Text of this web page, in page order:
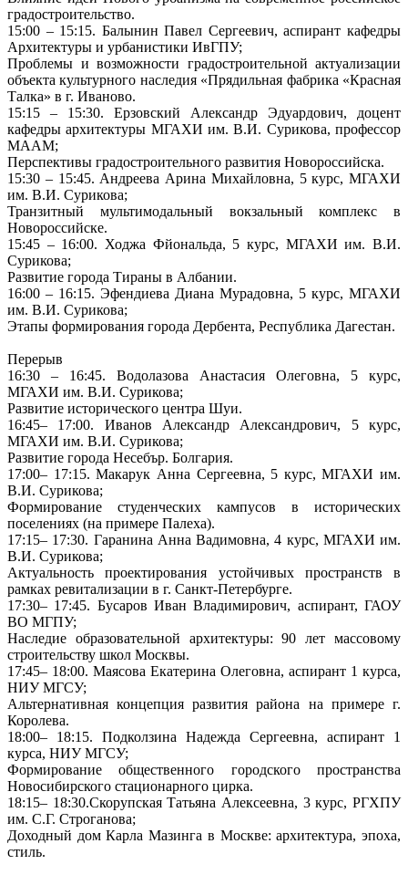
градостроительство.
15:00 – 15:15. Балынин Павел Сергеевич, аспирант кафедры
Архитектуры и урбанистики ИвГПУ;
Проблемы и возможности градостроительной актуализации
объекта культурного наследия «Прядильная фабрика «Красная
Талка» в г. Иваново.
15:15 – 15:30. Ерзовский Александр Эдуардович, доцент
кафедры архитектуры МГАХИ им. В.И. Сурикова, профессор
МААМ;
Перспективы градостроительного развития Новороссийска.
15:30 – 15:45. Андреева Арина Михайловна, 5 курс, МГАХИ
им. В.И. Сурикова;
Транзитный мультимодальный вокзальный комплекс в
Новороссийске.
15:45 – 16:00. Ходжа Фйональда, 5 курс, МГАХИ им. В.И.
Сурикова;
Развитие города Тираны в Албании.
16:00 – 16:15. Эфендиева Диана Мурадовна, 5 курс, МГАХИ
им. В.И. Сурикова;
Этапы формирования города Дербента, Республика Дагестан.
Перерыв
16:30 – 16:45. Водолазова Анастасия Олеговна, 5 курс,
МГАХИ им. В.И. Сурикова;
Развитие исторического центра Шуи.
16:45– 17:00. Иванов Александр Александрович, 5 курс,
МГАХИ им. В.И. Сурикова;
Развитие города Несебър. Болгария.
17:00– 17:15. Макарук Анна Сергеевна, 5 курс, МГАХИ им.
В.И. Сурикова;
Формирование студенческих кампусов в исторических
поселениях (на примере Палеха).
17:15– 17:30. Гаранина Анна Вадимовна, 4 курс, МГАХИ им.
В.И. Сурикова;
Актуальность проектирования устойчивых пространств в
рамках ревитализации в г. Санкт-Петербурге.
17:30– 17:45. Бусаров Иван Владимирович, аспирант, ГАОУ
ВО МГПУ;
Наследие образовательной архитектуры: 90 лет массовому
строительству школ Москвы.
17:45– 18:00. Маясова Екатерина Олеговна, аспирант 1 курса,
НИУ МГСУ;
Альтернативная концепция развития района на примере г.
Королева.
18:00– 18:15. Подколзина Надежда Сергеевна, аспирант 1
курса, НИУ МГСУ;
Формирование общественного городского пространства
Новосибирского стационарного цирка.
18:15– 18:30.Скорупская Татьяна Алексеевна, 3 курс, РГХПУ
им. С.Г. Строганова;
Доходный дом Карла Мазинга в Москве: архитектура, эпоха,
стиль.